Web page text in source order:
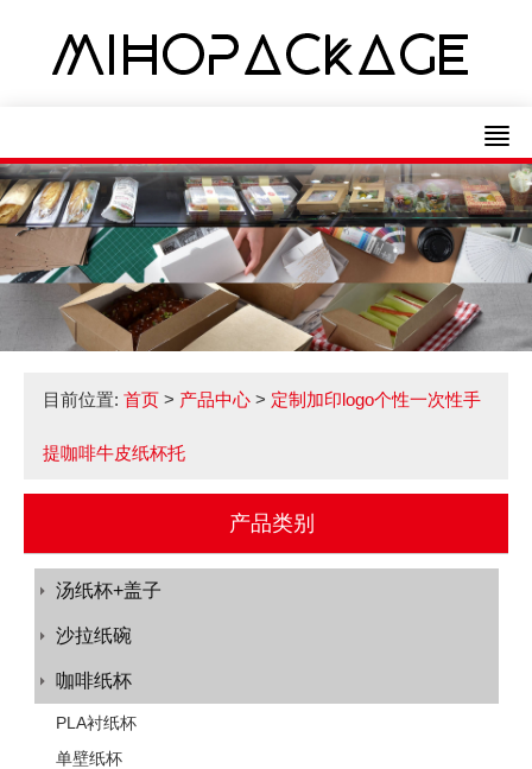
目前位置: 首页 > 产品中心 > 定制加印logo个性一次性手
提咖啡牛皮纸杯托
产品类别
汤纸杯+盖子
沙拉纸碗
咖啡纸杯
PLA衬纸杯
单壁纸杯